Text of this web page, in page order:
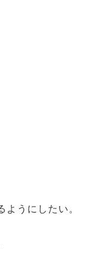
うにしたい。